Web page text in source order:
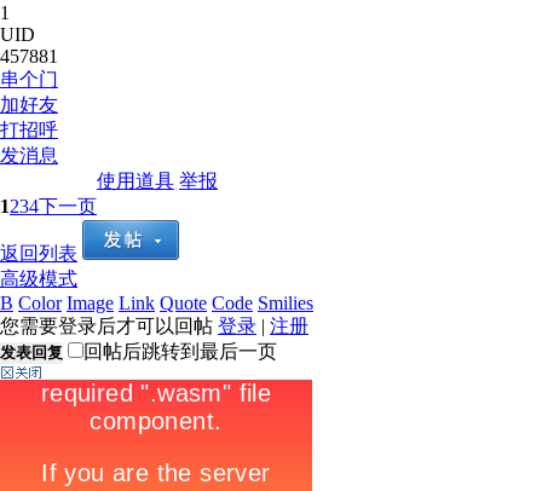
1
UID
457881
串个门
加好友
打招呼
发消息
使用道具 举报
1234下一页
返回列表
高级模式
B Color Image Link Quote Code Smilies
您需要登录后才可以回帖 登录 | 注册
发表回复 回帖后跳转到最后一页